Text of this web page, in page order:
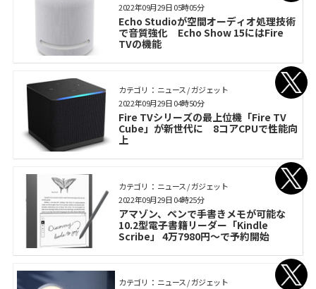
Echo Studioが空間オーディオ処理技術
で音質強化 Echo Show 15にはFire
TVの機能
2022年09月29日 05時05分
カテゴリ： ニュース / ガジェット
Fire TVシリーズの最上位機「Fire TV
Cube」が新世代に 8コアCPUで性能向
上
2022年09月29日 04時50分
カテゴリ： ニュース / ガジェット
アマゾン、ペンで手書きメモが可能な
10.2型電子書籍リーダー「Kindle
Scribe」 4万7980円～で予約開始
2022年09月29日 04時25分
カテゴリ： ニュース / ガジェット